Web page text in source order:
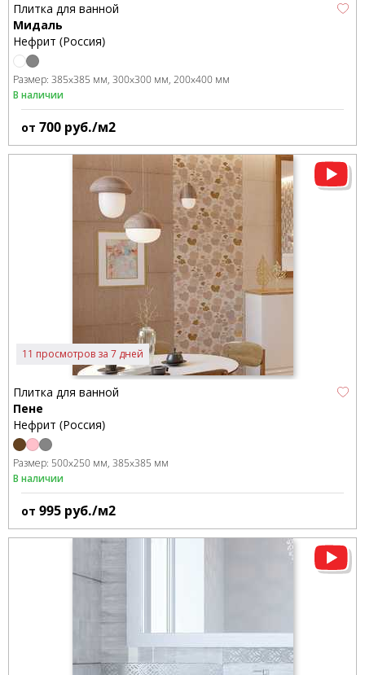
Плитка для ванной
Мидаль
Нефрит (Россия)
Размер: 385x385 мм 300x300 мм 200x400 мм
В наличии
от 700 руб./м2
11 просмотров за 7 дней
Плитка для ванной
Пене
Нефрит (Россия)
Размер: 500x250 мм 385x385 мм
В наличии
от 995 руб./м2